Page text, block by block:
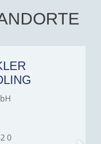
Hegerich Immobilien to
anyone looking for a home.
0